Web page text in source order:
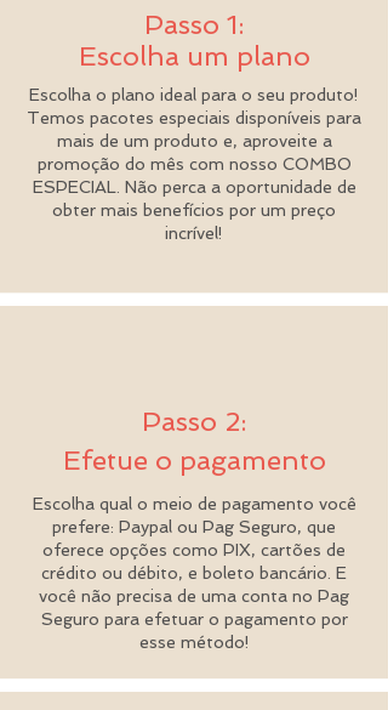
Passo 1:
Escolha um plano
Escolha o plano ideal para o seu produto!
Temos pacotes especiais disponíveis para
mais de um produto e, aproveite a
promoção do mês com nosso COMBO
ESPECIAL. Não perca a oportunidade de
obter mais benefícios por um preço
incrível!
Passo 2:
Efetue o pagamento
Escolha qual o meio de pagamento você
prefere: Paypal ou Pag Seguro, que
oferece opções como PIX, cartões de
crédito ou débito, e boleto bancário. E
você não precisa de uma conta no Pag
Seguro para efetuar o pagamento por
esse método!